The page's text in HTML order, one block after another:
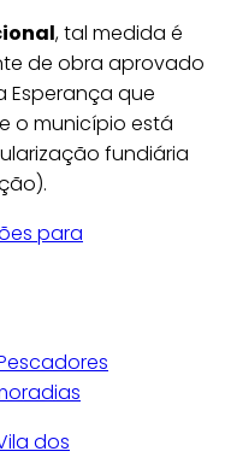
, tal medida é
de obra aprovado
Esperança que
o município está
fundiária
para
dos